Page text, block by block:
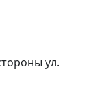
ул.